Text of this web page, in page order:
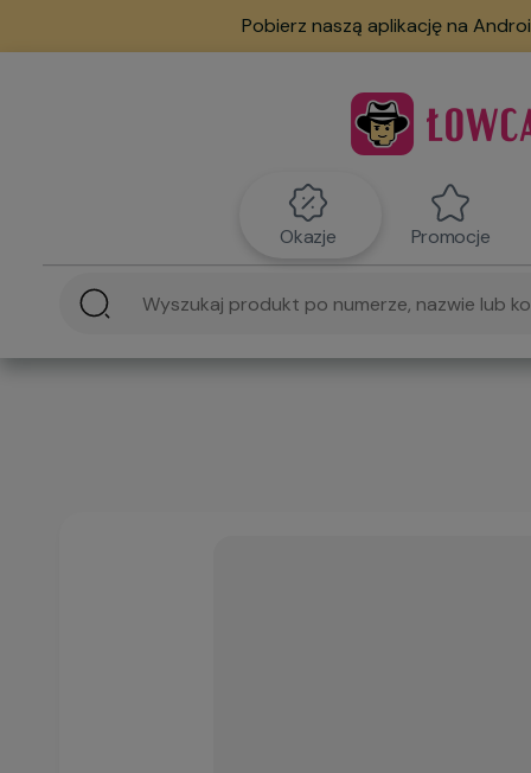
Pobierz naszą aplikację na
Okazje Promocje